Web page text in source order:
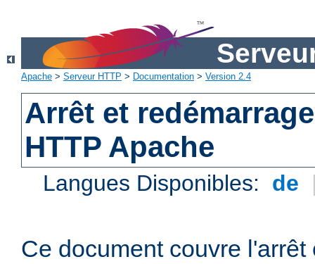
Apache > Serveur HTTP > Documentation > Version 2.4
Arrêt et
HTTP Apache
Langues Disponibles: de
Ce document couvre